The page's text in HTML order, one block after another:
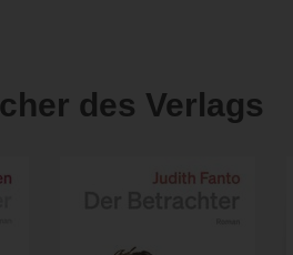
des Verlags